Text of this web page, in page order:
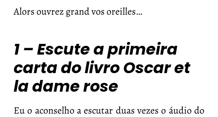
Alors ouvrez grand vos oreilles…
1 – Escute a primeira
carta do livro Oscar et
la dame rose
Eu o aconselho a escutar duas vezes o áudio do